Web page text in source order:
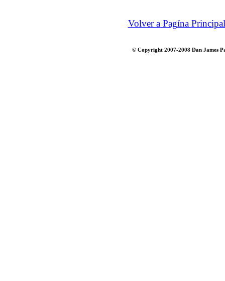
Volver a Pagína Principal
© Copyright 2007-2008 Dan James